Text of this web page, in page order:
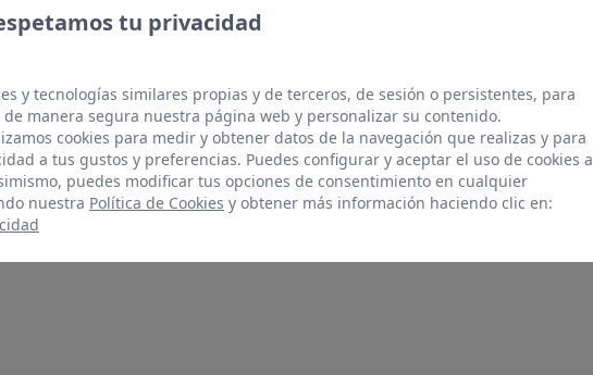
TWITTER LINKEDIN
/
tu privacidad
y tecnologías similares propias y de terceros, de sesión o persistentes, para
manera segura nuestra página web y personalizar su contenido.
cookies para medir y obtener datos de la navegación que realizas y para
a tus gustos y preferencias. Puedes configurar y aceptar el uso de cookies a
puedes modificar tus opciones de consentimiento en cualquier
nuestra Política de Cookies y obtener más información haciendo clic en: